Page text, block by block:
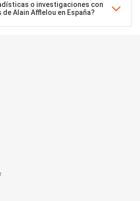
o investigaciones con
Alain Afflelou en España?